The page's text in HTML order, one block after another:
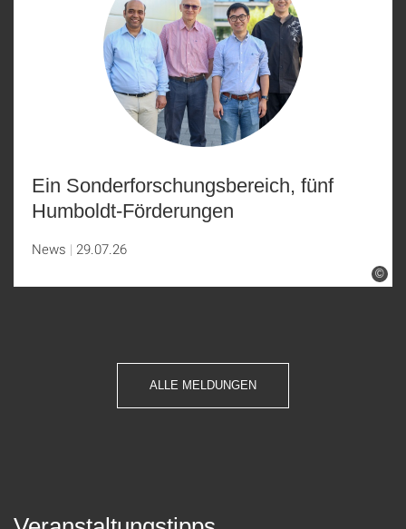
©
Ein Sonderforschungsbereich, fünf
Humboldt-Förderungen
News 29.07.26
ALLE MELDUNGEN